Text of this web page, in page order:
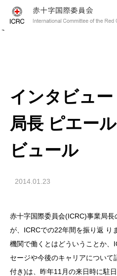
<
インタビュ
局長 ピエー
ビュール
2014.01.23
赤十字国際委員会(ICRC)事業局
が、ICRCでの22年間を振り返 り
機関で働くとはどういうことか、
セージや今後のキャリアについ
付き)は、昨年11月の来日時に駐